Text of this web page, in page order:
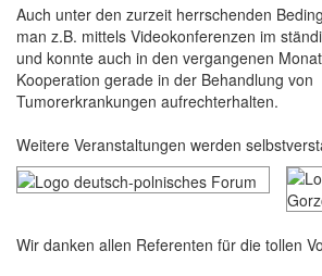
Auch unter den zurzeit herrschenden
man z.B. mittels Videokonferenzen im
und konnte auch in den vergangenen
Kooperation gerade in der Behandlung von
Tumorerkrankungen aufrechterhalten.
Weitere Veranstaltungen werden
Wir danken allen Referenten für die tollen